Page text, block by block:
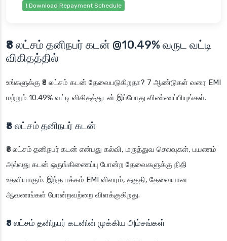
⭳ Download Repayment Schedule
₹8 லட்சம் தனிநபர் கடன் @10.49% வருட வட்டி
விகிதத்தில்
உங்களுக்கு ₹8 லட்சம் கடன் தேவைபடுகிறதா? 7 ஆண்டுகள் வரை EMI
மற்றும் 10.49% வட்டி விகிதத்துடன் இப்போது விண்ணப்பியுங்கள்.
₹8 லட்சம் தனிநபர் கடன்
₹8 லட்சம் தனிநபர் கடன் என்பது கல்வி, மருத்துவ செலவுகள், பயணம்
அல்லது கடன் ஒருங்கிணைப்பு போன்ற தேவைகளுக்கு நிதி
உதவியாகும். இந்த பக்கம் EMI விவரம், தகுதி, தேவையான
ஆவணங்கள் போன்றவற்றை விளக்குகிறது.
₹8 லட்சம் தனிநபர் கடனின் முக்கிய அம்சங்கள்